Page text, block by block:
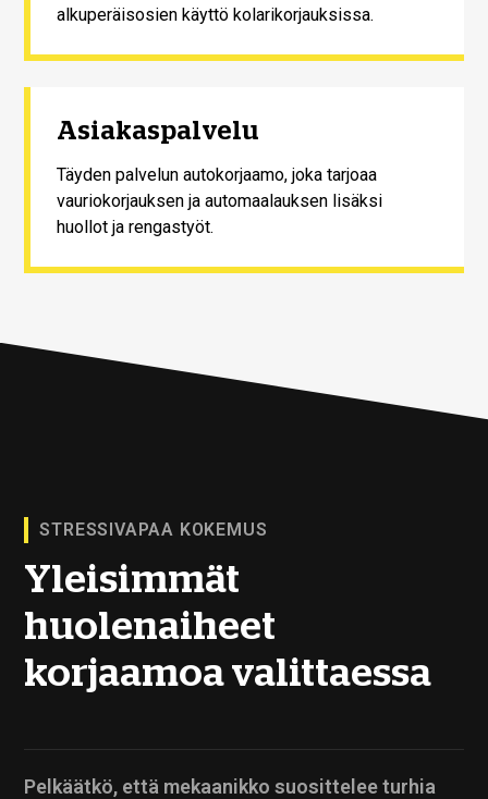
alkuperäisosien käyttö kolarikorjauksissa.
Asiakaspalvelu
Täyden palvelun autokorjaamo, joka tarjoaa
vauriokorjauksen ja automaalauksen lisäksi
huollot ja rengastyöt.
STRESSIVAPAA KOKEMUS
Yleisimmät
huolenaiheet
korjaamoa valittaessa
Pelkäätkö, että mekaanikko suosittelee turhia